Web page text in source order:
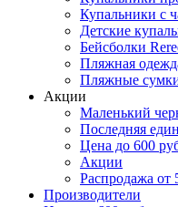
Купальники с
Детские
Бейсболки
Пляжная
Пляжные
Акции
Маленький
Последняя
Цена до 600
Акции
Распродажа от
Производители